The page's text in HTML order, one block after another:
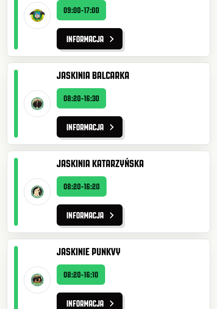
09:00-17:00
INFORMACJA
JASKINIA BALCARKA
08:20-16:30
INFORMACJA
JASKINIA KATARZYŃSKA
08:20-16:20
INFORMACJA
JASKINIE PUNKVY
08:20-16:10
INFORMACJA